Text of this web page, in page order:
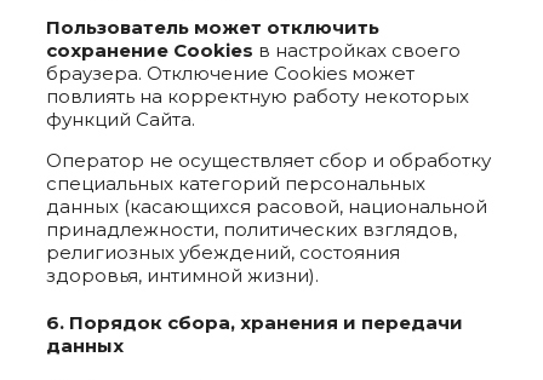
Пользователь может отключить
сохранение Cookies в настройках своего
браузера. Отключение Cookies может
повлиять на корректную работу некоторых
функций Сайта.
Оператор не осуществляет сбор и обработку
специальных категорий персональных
данных (касающихся расовой, национальной
принадлежности, политических взглядов,
религиозных убеждений, состояния
здоровья, интимной жизни).
6. Порядок сбора, хранения и передачи
данных